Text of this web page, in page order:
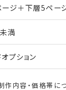
ージ＋下層5ペー
満
プション
作内容・価格帯に